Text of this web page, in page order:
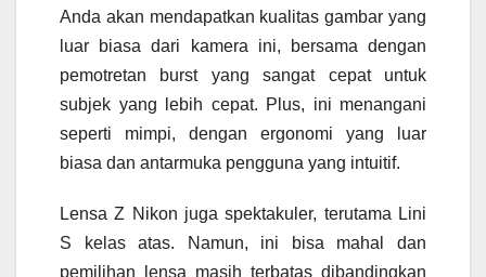
Anda akan mendapatkan kualitas gambar yang
luar biasa dari kamera ini, bersama dengan
pemotretan burst yang sangat cepat untuk
subjek yang lebih cepat. Plus, ini menangani
seperti mimpi, dengan ergonomi yang luar
biasa dan antarmuka pengguna yang intuitif.
Lensa Z Nikon juga spektakuler, terutama Lini
S kelas atas. Namun, ini bisa mahal dan
pemilihan lensa masih terbatas dibandingkan